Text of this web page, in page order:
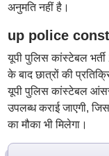
अनुमति नहीं है।
up police
यूपी पुलिस कांस्टेबल भर्ती
के बाद छात्रों की
यूपी पुलिस कांस्टेबल आंसर
उपलब्ध कराई जाएगी,
का मौका भी मिलेगा।